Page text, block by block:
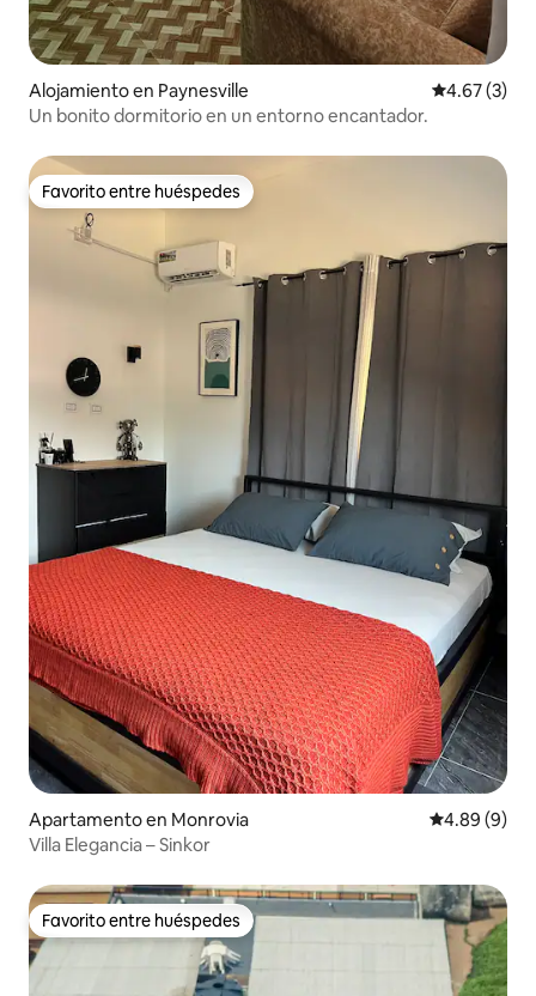
Alojamiento en Paynesville Calificación
4.67 (3)
Un bonito dormitorio en un entorno encantador.
Favorito entre huéspedes
Favorito entre huéspedes
Apartamento en Monrovia Calificación
4.89 (9)
Villa Elegancia – Sinkor
Favorito entre huéspedes
Favorito entre huéspedes